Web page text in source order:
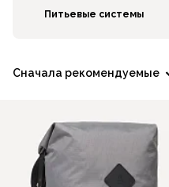
Питьевые системы
Сначала рекомендуемые